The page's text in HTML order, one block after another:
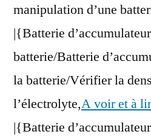
manipulation d’une
|{Batterie
batterie/Batterie
la batterie/Vérifier la
l’électrolyte,A voir et à
|{Batterie